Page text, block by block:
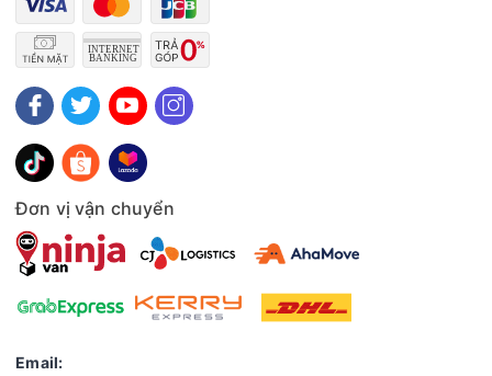
Tiện ích
- Hẹn giờ tắt lên đến 6 tiếng linh hoạt sử dụng theo nhu cầu.
tác nhầm.
Đơn vị vận chuyển
Email: